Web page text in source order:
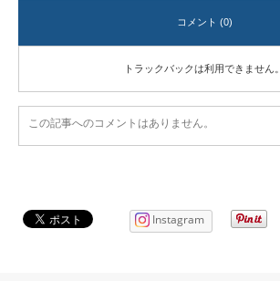
コメント (0)
トラックバックは利用できません。
この記事へのコメントはありません。
Instagram